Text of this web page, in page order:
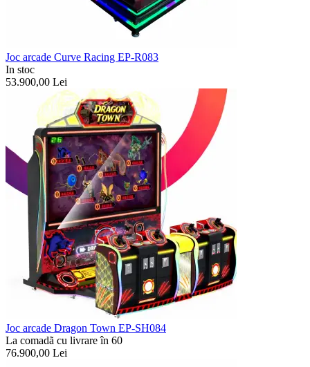
Joc arcade Curve Racing EP-R083
In stoc
53.900,00 Lei
Joc arcade Dragon Town EP-SH084
La comadã cu livrare în 60
76.900,00 Lei